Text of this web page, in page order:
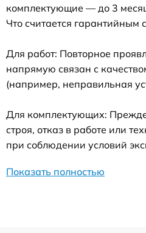
комплектующие — до 3
Что считается гарантийным
Для работ: Повторное
напрямую связан с
(например, неправильная
Для комплектующих:
строя, отказ в работе или
при соблюдении условий
Показать полностью